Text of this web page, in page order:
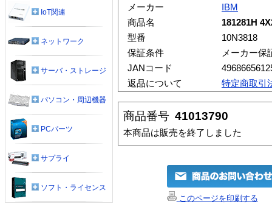
メーカー
IBM
商品名
181281H
型番
10N3818
保証条件
メーカー保
JANコード
返品について
特定商取引
商品番号 41013790
本商品は販売を終了しました
このページを印刷する
IoT関連
ネットワーク
サーバ・ストレージ
パソコン・周辺機器
PCパーツ
サプライ
ソフト・ライセンス